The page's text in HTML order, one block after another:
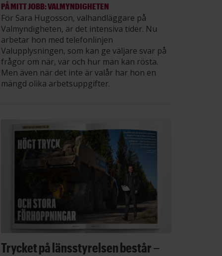
PÅ MITT JOBB: VALMYNDIGHETEN
För Sara Hugosson, valhandläggare på
Valmyndigheten, är det intensiva tider. Nu
arbetar hon med telefonlinjen
Valupplysningen, som kan ge väljare svar på
frågor om när, var och hur man kan rösta.
Men även när det inte är valår har hon en
mängd olika arbetsuppgifter.
Trycket på länsstyrelsen består –